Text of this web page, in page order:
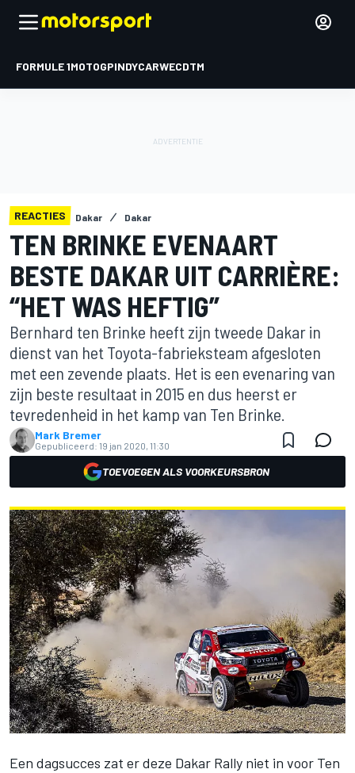
FORMULE 1MOTOGPINDYCARWECDTM
REACTIES Dakar Dakar
TEN BRINKE EVENAART
BESTE DAKAR UIT CARRIÈRE:
“HET WAS HEFTIG”
Bernhard ten Brinke heeft zijn tweede Dakar in
dienst van het Toyota-fabrieksteam afgesloten
met een zevende plaats. Het is een evenaring van
zijn beste resultaat in 2015 en dus heerst er
tevredenheid in het kamp van Ten Brinke.
Mark Bremer
Gepubliceerd: 19 jan 2020, 11:30
TOEVOEGEN ALS VOORKEURSBRON
Een dagsucces zat er deze Dakar Rally niet in voor Ten